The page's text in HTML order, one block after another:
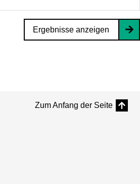
Ergebnisse anzeigen
Zum Anfang der Seite